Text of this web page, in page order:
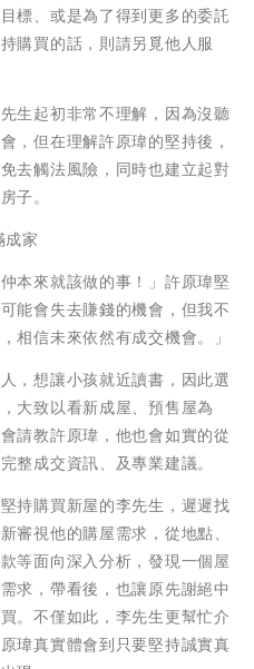
標、或是為了得到更多的委託
購買的話，則請另覓他人服
生起初非常不理解，因為沒聽
，但在理解許原瑋的堅持後，
去觸法風險，同時也建立起對
子。
成家
本來就該做的事！」許原瑋堅
能會失去賺錢的機會，但我不
相信未來依然有成交機會。」
，想讓小孩就近讀書，因此選
大致以看新成屋、預售屋為
請教許原瑋，他也會如實的從
整成交資訊、及專業建議。
持購買新屋的李先生，遲遲找
審視他的購屋需求，從地點、
等面向深入分析，發現一個屋
求，帶看後，也讓原先謝絕中
。不僅如此，李先生更幫忙介
瑋真實體會到只要堅持誠實真